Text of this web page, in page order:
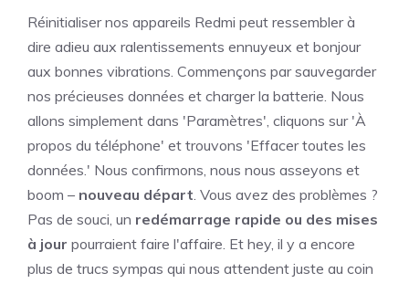
Réinitialiser nos appareils Redmi peut ressembler à
dire adieu aux ralentissements ennuyeux et bonjour
aux bonnes vibrations. Commençons par sauvegarder
nos précieuses données et charger la batterie. Nous
allons simplement dans 'Paramètres', cliquons sur 'À
propos du téléphone' et trouvons 'Effacer toutes les
données.' Nous confirmons, nous nous asseyons et
boom – nouveau départ. Vous avez des problèmes ?
Pas de souci, un redémarrage rapide ou des mises
à jour pourraient faire l'affaire. Et hey, il y a encore
plus de trucs sympas qui nous attendent juste au coin